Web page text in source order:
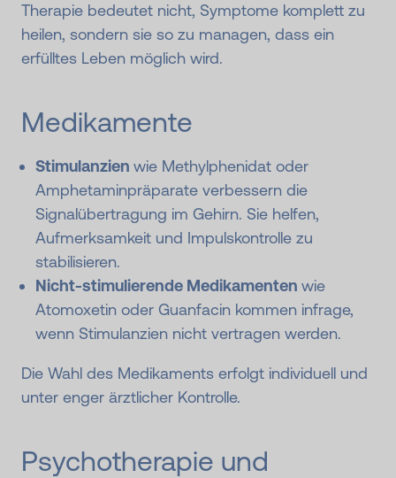
Therapie bedeutet nicht, Symptome komplett zu
heilen, sondern sie so zu managen, dass ein
erfülltes Leben möglich wird.
Medikamente
Stimulanzienwie Methylphenidat oder
Amphetaminpräparate verbessern die
Signalübertragung im Gehirn. Sie helfen,
Aufmerksamkeit und Impulskontrolle zu
stabilisieren.
Nicht-stimulierende Medikamentenwie
Atomoxetin oder Guanfacin kommen infrage,
wenn Stimulanzien nicht vertragen werden.
Die Wahl des Medikaments erfolgt individuell und
unter enger ärztlicher Kontrolle.
Psychotherapie und